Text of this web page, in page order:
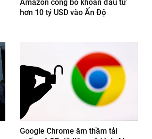
Amazon công bố khoản đầu tư
hơn 10 tỷ USD vào Ấn Độ
Google Chrome âm thầm tải